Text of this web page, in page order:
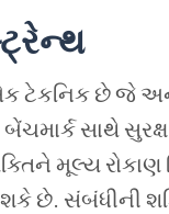
ટેકનિક છે જે
સાથે
મૂલ્ય રોકાણ
છે. સંબંધીની